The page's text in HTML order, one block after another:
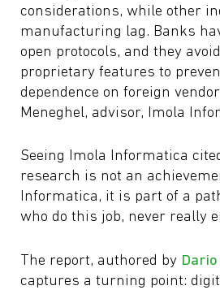
considerations, while other
manufacturing lag. Banks
open protocols, and they
proprietary features to
dependence on foreign
Meneghel, advisor, Imola
Seeing Imola Informatica
research is not an
Informatica, it is part of a
who do this job, never really
The report, authored by
captures a turning point: